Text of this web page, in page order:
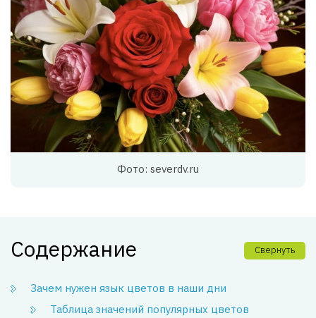
Фото: severdv.ru
Содержание Свернуть
Зачем нужен язык цветов в наши дни
Таблица значений популярных цветов